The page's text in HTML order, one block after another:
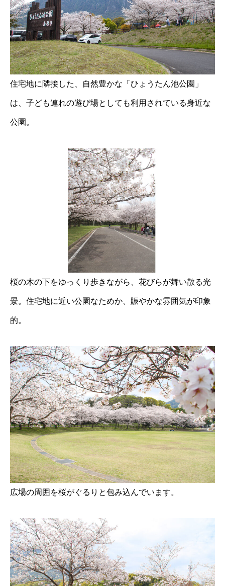
住宅地に隣接した、自然豊かな「ひょうたん池公園」
は、子ども連れの遊び場としても利用されている身近な
公園。
桜の木の下をゆっくり歩きながら、花びらが舞い散る光
景。住宅地に近い公園なためか、賑やかな雰囲気が印象
的。
広場の周囲を桜がぐるりと包み込んでいます。